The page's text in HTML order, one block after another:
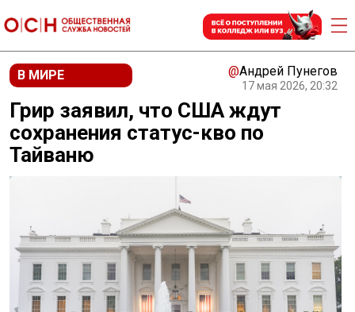
В МИРЕ @Андрей Пунегов
17 мая 2026, 20:32
Грир заявил, что США ждут
сохранения статус-кво по
Тайваню